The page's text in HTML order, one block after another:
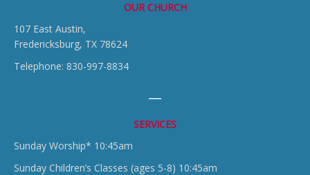
OUR CHURCH
107 East Austin,
Fredericksburg, TX 78624
Telephone: 830-997-8834
SERVICES
Sunday Worship* 10:45am
Sunday Children’s Classes (ages 5-8) 10:45am